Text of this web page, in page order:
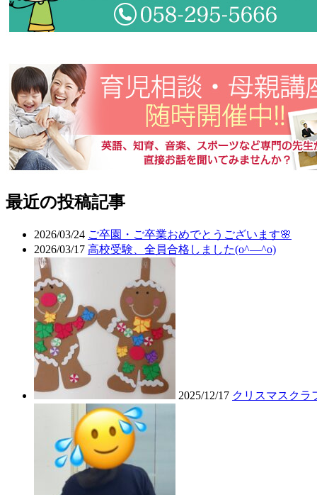
最近の投稿記事
2026/03/24 ご卒園・ご卒業おめでとうございます🌸
2026/03/17 高校受験、全員合格しました(o^―^o)
2025/12/17 クリスマスクラ